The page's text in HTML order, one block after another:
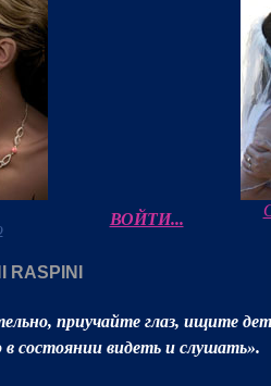
ВОЙТИ...
приучайте глаз, ищите
состоянии видеть и слушать».